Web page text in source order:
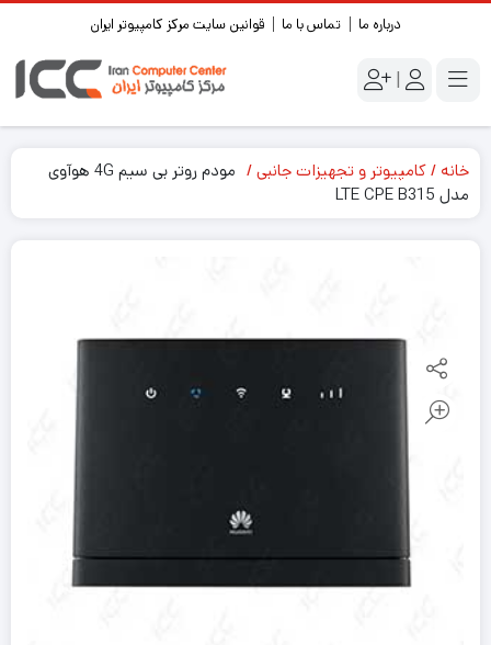
درباره ما تماس با ما قوانین سایت مرکز کامپیوتر ایران
|
خانه کامپیوتر و تجهیزات جانبی
مودم روتر بی سیم 4G هوآوی
مدل LTE CPE B315